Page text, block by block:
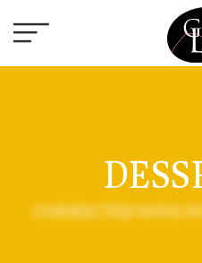
CONNECTEZ-VOUS